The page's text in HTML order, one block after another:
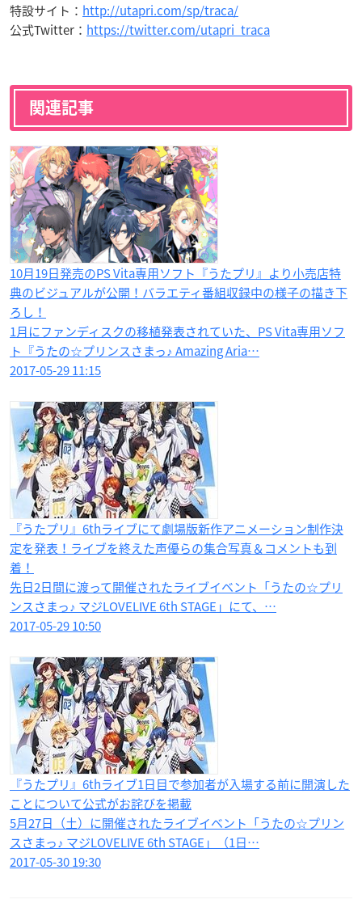
特設サイト： http://utapri.com/sp/traca/
公式Twitter： https://twitter.com/utapri_traca
関連記事
10月19日発売のPS Vita専用ソフト『うたプリ』より小売店特
典のビジュアルが公開！バラエティ番組収録中の様子の描き下
ろし！
1月にファンディスクの移植発表されていた、PS Vita専用ソフ
ト『うたの☆プリンスさまっ♪ Amazing Aria…
2017-05-29 11:15
『うたプリ』6thライブにて劇場版新作アニメーション制作決
定を発表！ライブを終えた声優らの集合写真＆コメントも到
着！
先日2日間に渡って開催されたライブイベント「うたの☆プリ
ンスさまっ♪ マジLOVELIVE 6th STAGE」にて、…
2017-05-29 10:50
『うたプリ』6thライブ1日目で参加者が入場する前に開演した
ことについて公式がお詫びを掲載
5月27日（土）に開催されたライブイベント「うたの☆プリン
スさまっ♪ マジLOVELIVE 6th STAGE」（1日…
2017-05-30 19:30